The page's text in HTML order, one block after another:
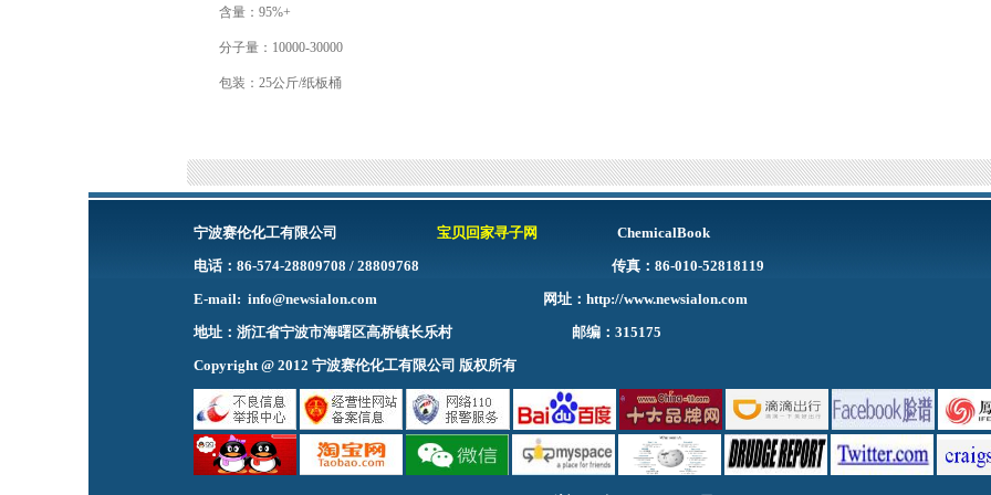
含量：95%+
分子量：10000-30000
包装：25公斤/纸板桶
宁波赛伦化工有限公司 宝贝回家寻子网
ChemicalBook
电话：86-574-28809708 / 28809768 传真：86-010-52818119
E-mail: info@newsialon.com 网址： http://www.newsialon.com
地址：浙江省宁波市海曙区高桥镇长乐村 邮编：315175
Copyright @ 2012 宁波赛伦化工有限公司 版权所有